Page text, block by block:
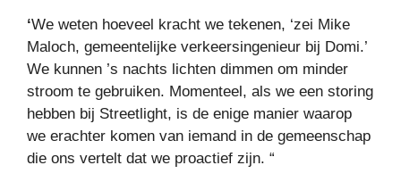
‘We weten hoeveel kracht we tekenen, ‘zei Mike
Maloch, gemeentelijke verkeersingenieur bij Domi.’
We kunnen ’s nachts lichten dimmen om minder
stroom te gebruiken. Momenteel, als we een storing
hebben bij Streetlight, is de enige manier waarop
we erachter komen van iemand in de gemeenschap
die ons vertelt dat we proactief zijn. “